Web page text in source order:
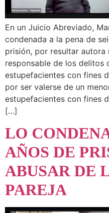
En un Juicio Abreviado,
condenada a la pena de
prisión, por resultar autora
responsable de los delitos
estupefacientes con fines
por ser valerse de un
estupefacientes con fines
[…]
LO
AÑOS DE
ABUSAR DE
PAREJA